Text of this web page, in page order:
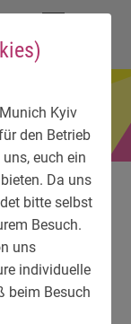
Kyiv
den Betrieb
euch ein
Da uns
bitte selbst
Besuch.
uns
individuelle
beim Besuch